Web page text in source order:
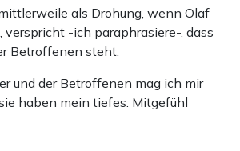
als Drohung, wenn Olaf
verspricht -ich paraphrasiere-, dass
Betroffenen steht.
und der Betroffenen mag ich mir
haben mein tiefes. Mitgefühl